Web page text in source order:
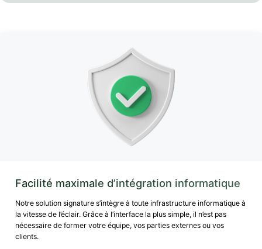
Facilité maximale d’intégration informatique
Notre solution signature s’intègre à toute infrastructure informatique à
la vitesse de l’éclair. Grâce à l’interface la plus simple, il n’est pas
nécessaire de former votre équipe, vos parties externes ou vos
clients.